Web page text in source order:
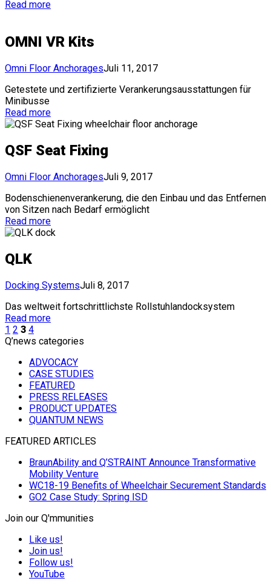
Read more
OMNI VR Kits
Omni Floor AnchoragesJuli 11, 2017
Getestete und zertifizierte Verankerungsausstattungen für
Minibusse
Read more
QSF Seat Fixing
Omni Floor AnchoragesJuli 9, 2017
Bodenschienenverankerung, die den Einbau und das Entfernen
von Sitzen nach Bedarf ermöglicht
Read more
QLK
Docking SystemsJuli 8, 2017
Das weltweit fortschrittlichste Rollstuhlandocksystem
Read more
1 2 3 4
Q’news categories
ADVOCACY
CASE STUDIES
FEATURED
PRESS RELEASES
PRODUCT UPDATES
QUANTUM NEWS
FEATURED ARTICLES
BraunAbility and Q’STRAINT Announce Transformative
Mobility Venture
WC18-19 Benefits of Wheelchair Securement Standards
GO2 Case Study: Spring ISD
Join our Q'mmunities
Like us!
Join us!
Follow us!
YouTube